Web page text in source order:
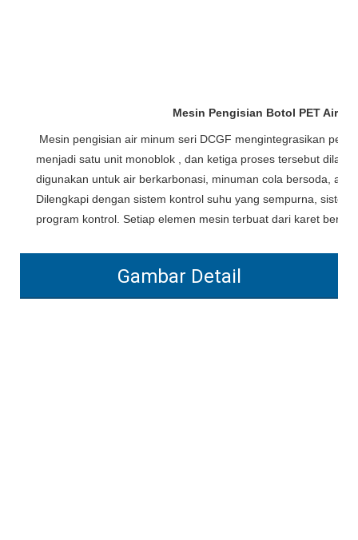
Mesin Pengisian Botol PET Air
Mesin pengisian air minum seri DCGF mengintegrasikan
menjadi satu unit monoblok , dan ketiga proses tersebut
digunakan untuk air berkarbonasi, minuman cola bersoda, air
Dilengkapi dengan sistem kontrol suhu yang sempurna,
program kontrol. Setiap elemen mesin terbuat dari karet
Gambar Detail